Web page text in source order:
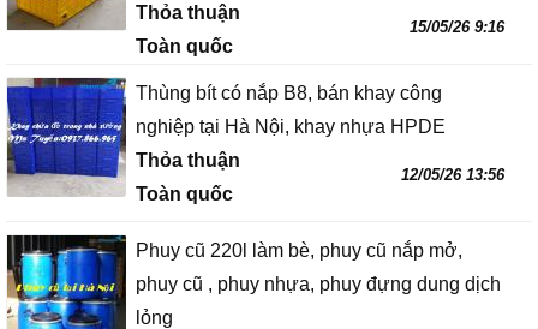
Thỏa thuận
Toàn quốc
15/05/26 9:16
Thùng bít có nắp B8, bán khay công
nghiệp tại Hà Nội, khay nhựa HPDE
Thỏa thuận
Toàn quốc
12/05/26 13:56
Phuy cũ 220l làm bè, phuy cũ nắp mở,
phuy cũ , phuy nhựa, phuy đựng dung dịch
lỏng